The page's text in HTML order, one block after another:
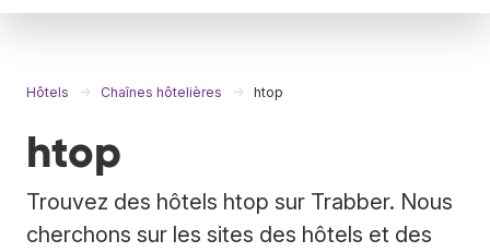
Hôtels Chaînes hôtelières htop
htop
Trouvez des hôtels htop sur Trabber. Nous
cherchons sur les sites des hôtels et des